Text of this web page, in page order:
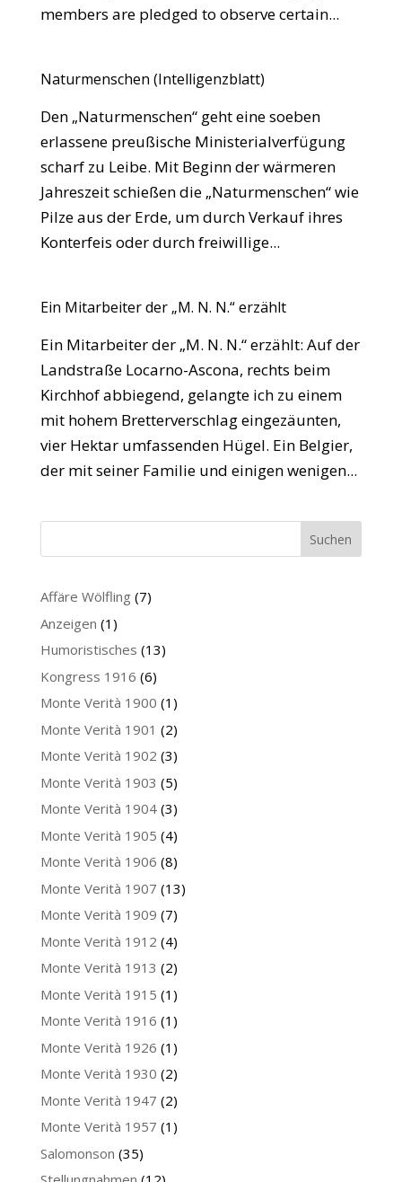
members are pledged to observe certain...
Naturmenschen (Intelligenzblatt)
Den „Naturmenschen“ geht eine soeben
erlassene preußische Ministerialverfügung
scharf zu Leibe. Mit Beginn der wärmeren
Jahreszeit schießen die „Naturmenschen“ wie
Pilze aus der Erde, um durch Verkauf ihres
Konterfeis oder durch freiwillige...
Ein Mitarbeiter der „M. N. N.“ erzählt
Ein Mitarbeiter der „M. N. N.“ erzählt: Auf der
Landstraße Locarno-Ascona, rechts beim
Kirchhof abbiegend, gelangte ich zu einem
mit hohem Bretterverschlag eingezäunten,
vier Hektar umfassenden Hügel. Ein Belgier,
der mit seiner Familie und einigen wenigen...
Suchen
Affäre Wölfling (7)
Anzeigen (1)
Humoristisches (13)
Kongress 1916 (6)
Monte Verità 1900 (1)
Monte Verità 1901 (2)
Monte Verità 1902 (3)
Monte Verità 1903 (5)
Monte Verità 1904(3)
Monte Verità 1905 (4)
Monte Verità 1906 (8)
Monte Verità 1907 (13)
Monte Verità 1909 (7)
Monte Verità 1912 (4)
Monte Verità 1913 (2)
Monte Verità 1915 (1)
Monte Verità 1916 (1)
Monte Verità 1926 (1)
Monte Verità 1930 (2)
Monte Verità 1947 (2)
Monte Verità 1957 (1)
Salomonson (35)